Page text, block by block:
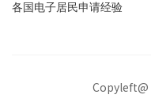
各国电子居民申请经验
Copyleft@